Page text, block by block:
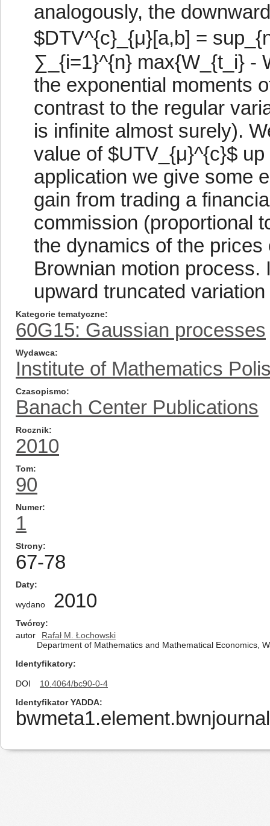
analogously, the
$DTV^{c}_{μ}[a,b] =
∑_{i=1}^{n} max{W_{t_i} -
the exponential moments
contrast to the regular
is infinite almost surely).
value of $UTV_{μ}^{c}$
application we give some
gain from trading a
commission (proportional
the dynamics of the
Brownian motion
upward truncated
Kategorie tematyczne
60G15: Gaussian processes
Wydawca
Institute of Mathematics
Czasopismo
Banach Center Publications
Rocznik
2010
Tom
90
Numer
1
Strony
67-78
Daty
wydano 2010
Twórcy
autor
Rafał M. Łochowski
Department of Mathematics and Mathematical Economics,
Identyfikatory
DOI
10.4064/bc90-0-4
Identyfikator YADDA